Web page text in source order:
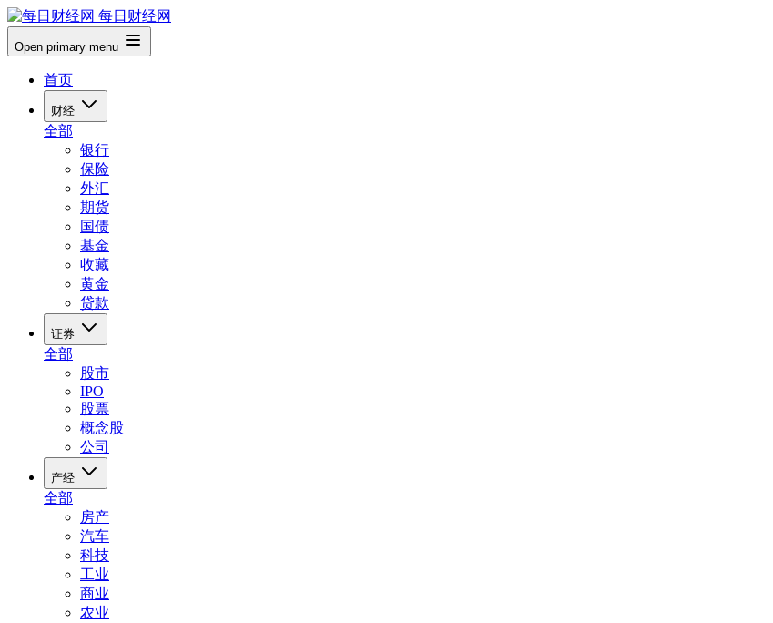
每日财经网
Open primary menu
首页
财经
全部
银行
保险
外汇
期货
国债
基金
收藏
黄金
贷款
证券
全部
股市
IPO
股票
概念股
公司
产经
全部
房产
汽车
科技
工业
商业
农业